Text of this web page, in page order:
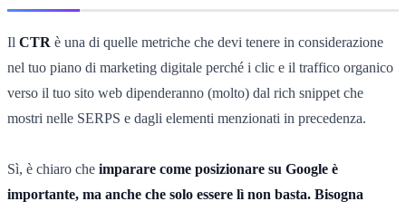
Il CTR è una di quelle metriche che devi tenere in considerazione
nel tuo piano di marketing digitale perché i clic e il traffico organico
verso il tuo sito web dipenderanno (molto) dal rich snippet che
mostri nelle SERPS e dagli elementi menzionati in precedenza.
Sì, è chiaro che imparare come posizionare su Google è
importante, ma anche che solo essere lì non basta. Bisogna